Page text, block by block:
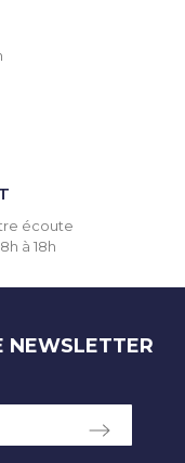
écoute
à 18h
NEWSLETTER